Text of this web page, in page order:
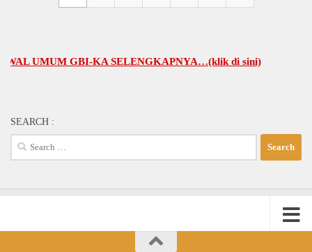
UMUM GBI-KA SELENGKAPNYA…(klik di sini)
SEARCH :
Search
for: